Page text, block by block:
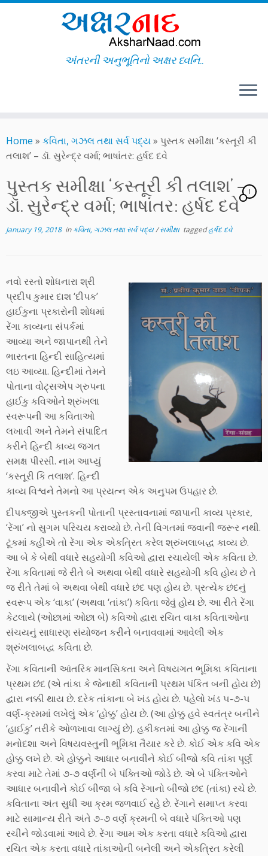
to
content
અંતરની અનુભૂતિનો અક્ષર ધ્વનિ..
Home » કવિતા, ગઝલ તથા સર્વ પદ્ય» પુસ્તક સમીક્ષા ‘કસ્તૂરી કી
તલાશ’ – ડૉ. સુરેન્દ્ર વર્મા; ભાષાંતર: હર્ષદ દવે
પુસ્તક સમીક્ષા ‘કસ્તૂરી કી તલાશ’ –
ડૉ. સુરેન્દ્ર વર્મા; ભાષાંતર: હર્ષદ દવે
1
January 19, 2018inકવિતા, ગઝલ તથા સર્વ પદ્ય/સમીક્ષા taggedહર્ષદ દવે
નવો રસ્તો શોધનારા શ્રી
પ્રદીપ કુમાર દાશ ‘દીપક’
હાઈકુના પ્રકારોની શોધમાં
રેંગા કાવ્યના સંપર્કમાં
આવ્યા અને જાપાનથી તેને
ભારતના હિન્દી સાહિત્યમાં
લઇ આવ્યા. હિન્દીમાં તેમને
પોતાના વોટ્સએપ ગ્રુપના
હાઈકુ કવિઓને શ્રુંખલા
સ્વરૂપની આ કવિતાઓ
લખાવી અને તેમને સંપાદિત
કરીને હિન્દી કાવ્ય જગત
સમક્ષ પીરસી. નામ આપ્યું
‘કસ્તૂરી કિ તલાશ’. હિન્દી
કાવ્ય વિશ્વને તેમનો આ પ્રયત્ન એક અનુપમ ઉપહાર છે.
દીપકજીએ પુસ્તકની પોતાની પ્રસ્તાવનામાં જાપાની કાવ્ય પ્રકાર,
‘રેંગા’ નો સુગમ પરિચય કરાવ્યો છે. તેની વિગતમાં જવાની જરૂર નથી.
ટૂંકમાં કહીએ તો રેંગા એક એકત્રિત કરેલ શ્રુંખલાબદ્ધ કાવ્ય છે.
આ બે કે બેથી વધારે સહયોગી કવિઓ દ્વારા રચાયેલી એક કવિતા છે.
રેંગા કવિતામાં જે રીતે બે અથવા બેથી વધારે સહયોગી કવિ હોય છે તે
જ રીતે તેમાં બે અથવા બેથી વધારે છંદ પણ હોય છે. પ્રત્યેક છંદનું
સ્વરૂપ એક ‘વાકા’ (અથવા ‘તાંકા’) કવિતા જેવું હોય છે. આ રીતે રેંગા
કેટલાયે (ઓછામાં ઓછા બે) કવિઓ દ્વારા રચિત વાકા કવિતાઓના
સંચયનું સાધારણ સંયોજન કરીને બનાવવામાં આવેલી એક
શ્રુંખલાબદ્ધ કવિતા છે.
રેંગા કવિતાની આંતરિક માનસિકતા અને વિષયગત ભૂમિકા કવિતાના
પ્રથમ છંદ (એ તાંકા કે જેનાથી કવિતાની પ્રથમ પંકિત બની હોય છે)
દ્વારા નક્કી થાય છે. દરેક તાંકાના બે ખંડ હોય છે. પહેલો ખંડ ૫-૭-૫
વર્ણ-ક્રમમાં લખેલું એક ‘હોક્કુ’ હોય છે. (આ હોક્કુ હવે સ્વતંત્ર બનીને
‘હાઈકુ’ તરીકે ઓળખાવા લાગ્યું છે). હકીકતમાં આ હોક્કુ જ રેંગાની
મનોદશા અને વિષયવસ્તુની ભૂમિકા તૈયાર કરે છે. કોઈ એક કવિ એક
હોક્કુ લખે છે. એ હોક્કુને આધાર બનાવીને કોઈ બીજો કવિ તાંકા પૂર્ણ
કરવા માટે તેમાં ૭-૭ વર્ણની બે પંક્તિઓ જોડે છે. એ બે પંક્તિઓને
આધાર બનાવીને કોઈ બીજા બે કવિ રેંગાનો બીજો છંદ (તાંકા) રચે છે.
કવિતાના અંત સુધી આ ક્રમ જળવાઈ રહે છે. રેંગાને સમાપ્ત કરવા
માટે સામાન્ય રીતે અંતે ૭-૭ વર્ણ ક્રમની બે વધારે પંક્તિઓ પણ
રચીને જોડવામાં આવે છે. રેંગા આમ એક કરતા વધારે કવિઓ દ્વારા
રચિત એક કરતા વધારે તાંકાઓની બનેલી અને એકત્રિત કરેલી